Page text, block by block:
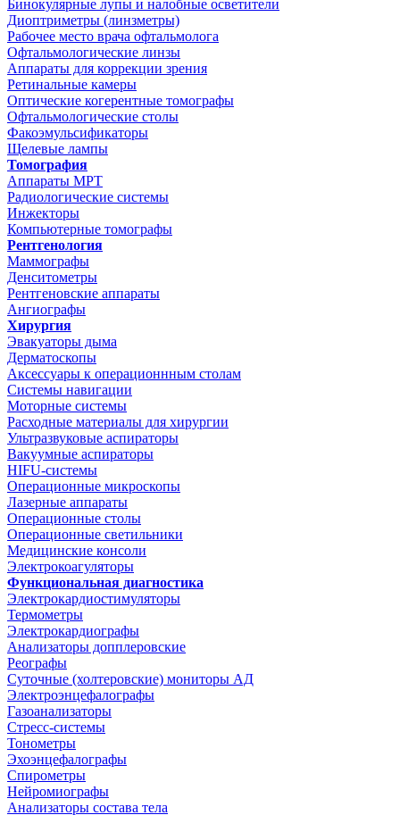
Бинокулярные лупы и налобные осветители
Диоптриметры (линзметры)
Рабочее место врача офтальмолога
Офтальмологические линзы
Аппараты для коррекции зрения
Ретинальные камеры
Оптические когерентные томографы
Офтальмологические столы
Факоэмульсификаторы
Щелевые лампы
Томография
Аппараты МРТ
Радиологические системы
Инжекторы
Компьютерные томографы
Рентгенология
Маммографы
Денситометры
Рентгеновские аппараты
Ангиографы
Хирургия
Эвакуаторы дыма
Дерматоскопы
Аксессуары к операционнным столам
Системы навигации
Моторные системы
Расходные материалы для хирургии
Ультразвуковые аспираторы
Вакуумные аспираторы
HIFU-системы
Операционные микроскопы
Лазерные аппараты
Операционные столы
Операционные светильники
Медицинские консоли
Электрокоагуляторы
Функциональная диагностика
Электрокардиостимуляторы
Термометры
Электрокардиографы
Анализаторы допплеровские
Реографы
Суточные (холтеровские) мониторы АД
Электроэнцефалографы
Газоанализаторы
Стресс-системы
Тонометры
Эхоэнцефалографы
Спирометры
Нейромиографы
Анализаторы состава тела